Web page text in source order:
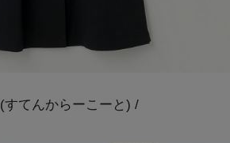
(すてんからーこーと) /